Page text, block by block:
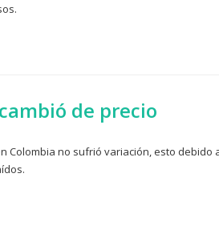
de precio
Colombia no sufrió variación, esto debido